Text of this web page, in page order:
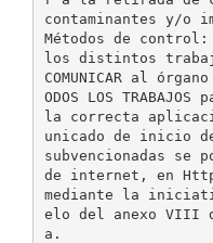
contaminantes y/o
Métodos de control:
los distintos
COMUNICAR al
ODOS LOS
la correcta
unicado de inicio
subvencionadas se
de internet, en
mediante la
elo del anexo VIII
a.